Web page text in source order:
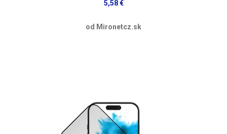
5,58 €
od Mironetcz.sk